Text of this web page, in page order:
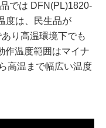
では DFN(PL)1820-
度は、民生品が
り高温環境下でも
作温度範囲はマイナ
高温まで幅広い温度